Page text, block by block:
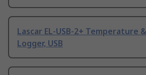
Lascar EL-USB-2+ Temperature
Logger, USB